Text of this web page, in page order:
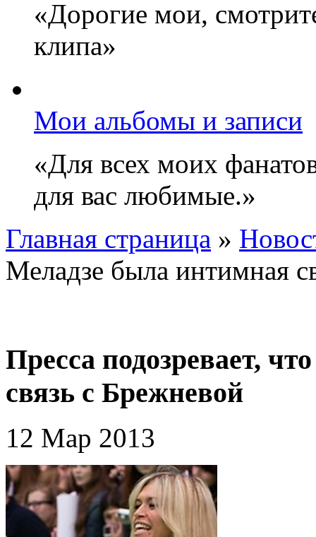
«Дорогие мои,
клипа»
Мои альбомы и записи
«Для всех моих
для вас любимые.»
Главная страница »
Меладзе была интимная
Пресса подозревает,
связь с Брежневой
12 Мар 2013